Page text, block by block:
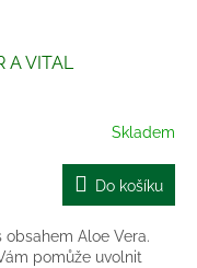
A VITAL
Skladem
Do košíku
Aloe Vera.
pomůže uvolnit